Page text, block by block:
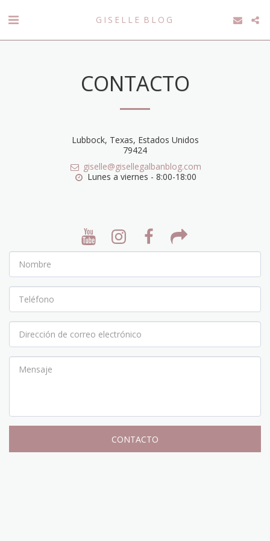
GISELLE BLOG
CONTACTO
Lubbock, Texas, Estados Unidos
79424
giselle@gisellegalbanblog.com
Lunes a viernes - 8:00-18:00
CONTACTO